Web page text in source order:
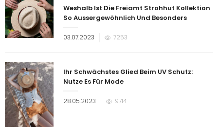
Weshalb Ist Die Freiamt Strohhut Kollektion
So Aussergewöhnlich Und Besonders
Veröffentlicht
03.07.2023 7253
Ihr Schwächstes Glied Beim UV Schutz:
Nutze Es Für Mode
Veröffentlicht
28.05.2023 9714